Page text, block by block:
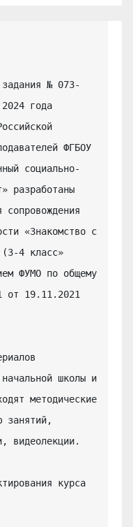
задания № 073-
года
ФГБОУ
социально-
разработаны
сопровождения
«Знакомство с
(3-4 класс»
ФУМО по общему
от 19.11.2021
школы и
методические
занятий,
видеолекции.
курса